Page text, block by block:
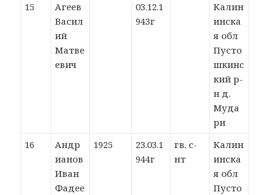
15
Агеев
Васил
ий
Матве
евич
03.12.1
943г
Калин
инска
я обл
Пусто
шкинс
кий р-
н д.
Муда
ри
16
Андр
ианов
Иван
Фадее
1925
23.03.1
944г
гв. с-
нт
Калин
инска
я обл
Пусто